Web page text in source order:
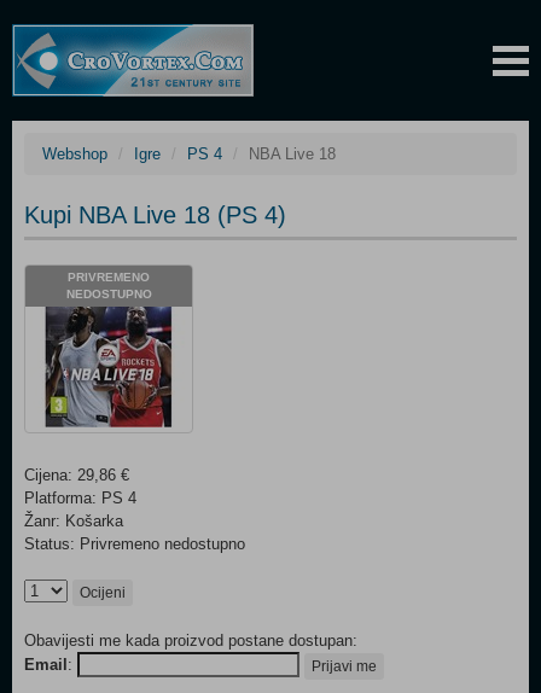
Webshop Igre PS 4 NBA Live 18
Kupi NBA Live 18 (PS 4)
PRIVREMENO
NEDOSTUPNO
Cijena: 29,86 €
Platforma: PS 4
Žanr: Košarka
Status: Privremeno nedostupno
Ocijeni
Obavijesti me kada proizvod postane dostupan:
Email : Prijavi me